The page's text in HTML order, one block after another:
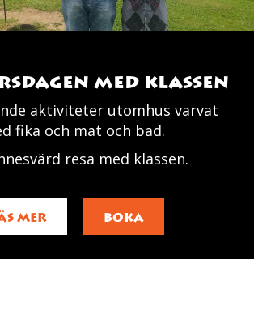
med klassen
aktiviteter utomhus varvat
fika och mat och bad.
resa med klassen.
MER BOKA